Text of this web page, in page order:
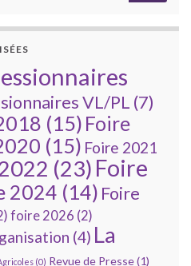
VL/PL (7)
(15) Foire
(15) Foire 2021
(23) Foire
2024 (14) Foire
foire 2026 (2)
(4) La
(0) Revue de Presse(1)